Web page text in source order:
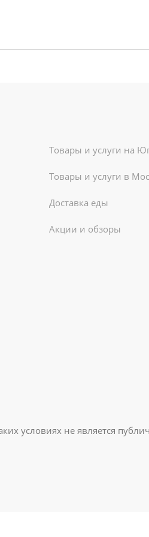
Товары и услуги на
Товары и услуги в
Доставка еды
Акции и обзоры
условиях не является